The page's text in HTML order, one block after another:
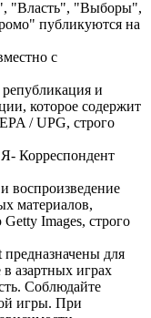
"Власть", "Выборы",
публикуются на
с
и
которое содержит
/ UPG, строго
Корреспондент
воспроизведение
материалов,
Images, строго
для
азартных играх
Соблюдайте
игры. При